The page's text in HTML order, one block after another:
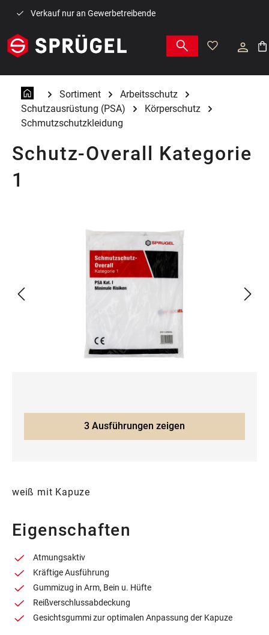
Zum Hauptinhalt springen
Verkauf nur an Gewerbetreibende
Sortiment
Arbeitsschutz
Schutzausrüstung (PSA)
Körperschutz
Schmutzschutzkleidung
Schutz-Overall Kategorie
1
Bildergalerie überspringen
3 Ausführungen zeigen
weiß mit Kapuze
Eigenschaften
Atmungsaktiv
Kräftige Ausführung
Gummizug in Arm, Bein u. Hüfte
Reißverschlussabdeckung
Gesichtsgummi zur optimalen Anpassung der Kapuze